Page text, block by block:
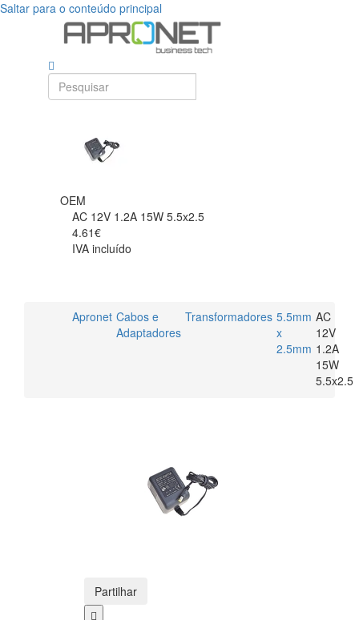
Saltar para o conteúdo principal
OEM
AC 12V 1.2A 15W 5.5x2.5
4.61€
IVA incluído
Apronet Cabos e
Adaptadores
Transformadores 5.5mm
x
2.5mm
AC
12V
1.2A
15W
5.5x2.5
Partilhar